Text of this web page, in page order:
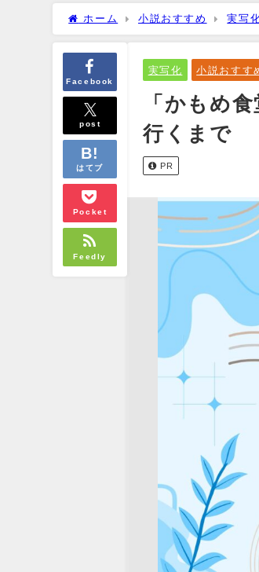
ホーム 小説おすすめ 実写
Facebook
post
はてブ
Pocket
Feedly
実写化 小説おすす
「かもめ
行くまで
PR